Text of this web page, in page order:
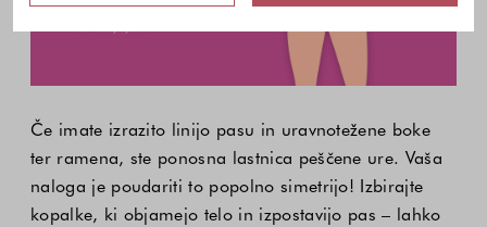
Če imate izrazito linijo pasu in uravnotežene boke
ter ramena, ste ponosna lastnica peščene ure. Vaša
naloga je poudariti to popolno simetrijo! Izbirajte
kopalke, ki objamejo telo in izpostavijo pas – lahko